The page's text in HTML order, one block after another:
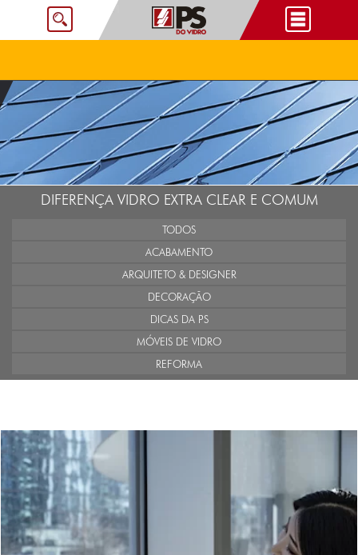
DIFERENÇA VIDRO EXTRA CLEAR E COMUM
TODOS
ACABAMENTO
ARQUITETO & DESIGNER
DECORAÇÃO
DICAS DA PS
MÓVEIS DE VIDRO
REFORMA